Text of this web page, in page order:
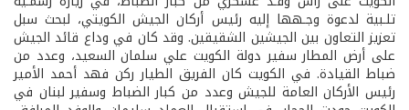
تلـبية لدعوة وجـهها إليه رئيس أركان الجيش الكويتي، لبحث سبل
تعزيز التعاون بين الجيشين الشقيقين. وقد كان في وداع قائد الجيش
على أرض المطار سفير دولة الكويت علي سلمان السعيد، وعدد من
ضباط القيادة. في الكويت كان الفريق الطيار ركن فهد أحمد الأمير
رئيس الأركان العامة للجيش وعدد من كبار الضباط وسفير لبنان في